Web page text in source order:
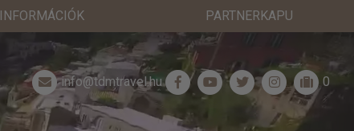
PARTNERKAPU
info@tdmtravel.hu 0